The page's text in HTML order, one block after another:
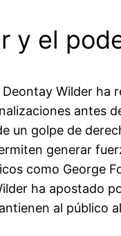
y el
Wilder
antes
un golpe de
generar
como George
ha apostado
al público